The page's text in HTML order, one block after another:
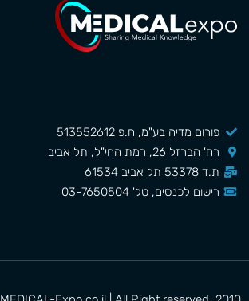
פורום מדיה בע"מ, ח.פ 513552612
רח' הברזל 26, רמת החי"ל, תל אביב
ת.ד 53378 תל אביב 61534
רישום לכנסים, טל' 03-7650504